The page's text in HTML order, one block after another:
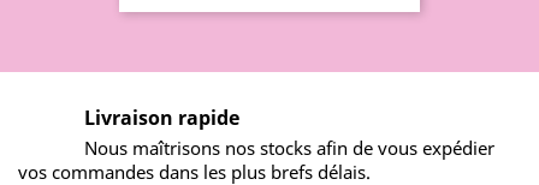
Livraison rapide
Nous maîtrisons nos stocks afin de vous expédier
vos commandes dans les plus brefs délais.